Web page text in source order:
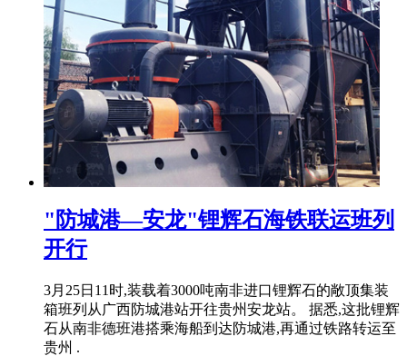
"防城港—安龙"锂辉石海铁联运班列
开行
3月25日11时,装载着3000吨南非进口锂辉石的敞顶集装
箱班列从广西防城港站开往贵州安龙站。 据悉,这批锂辉
石从南非德班港搭乘海船到达防城港,再通过铁路转运至
贵州 .